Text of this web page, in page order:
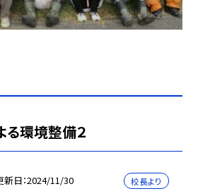
環境整備２
新日 2024/11/30 校長より